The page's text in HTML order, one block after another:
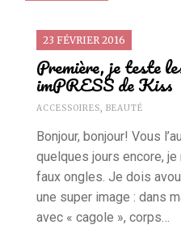
23 FÉVRIER 2016
Première, je teste
imPRESS de Kiss
ACCESSOIRES BEAUTÉ
Bonjour, bonjour! Vous
quelques jours encore, je
faux ongles. Je dois
une super image : dans
avec « cagole », corps…